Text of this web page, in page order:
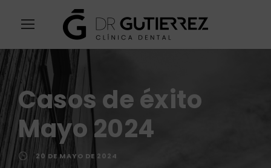
Casos de éxito
Mayo 2024
20 DE MAYO DE 2024